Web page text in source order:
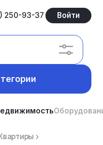
250-93-37 Войти